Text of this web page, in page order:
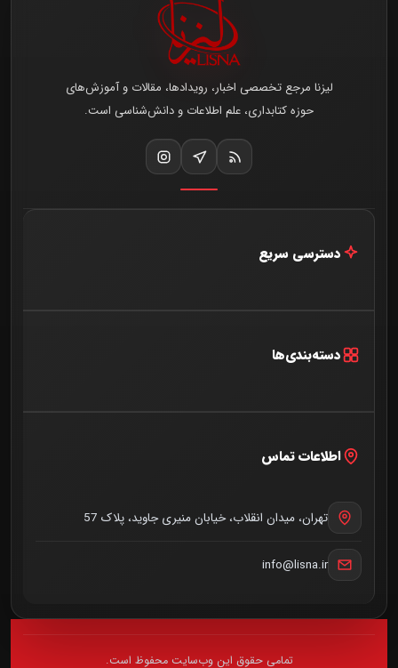
لیزنا مرجع تخصصی اخبار، رویدادها، مقالات و آموزش‌های
حوزه کتابداری، علم اطلاعات و دانش‌شناسی است.
دسترسی سریع
خانه
اخبار و مقالات
خبرنامه
میزکار
دسته‌بندی‌ها
آخرین اخبار
گفتگو
نیش و نوش
کارگاه
اطلاعات تماس
تهران، میدان انقلاب، خیابان منیری جاوید، پلاک 57
info@lisna.ir
تمامی حقوق این وب‌سایت محفوظ است.